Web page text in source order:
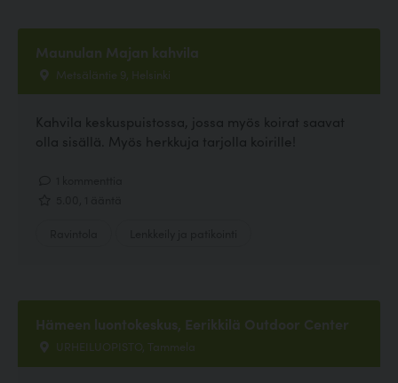
Maunulan Majan kahvila
Metsäläntie 9, Helsinki
Kahvila keskuspuistossa, jossa myös koirat saavat
olla sisällä. Myös herkkuja tarjolla koirille!
Hämeen luontokeskus, Eerikkilä Outdoor Center
URHEILUOPISTO, Tammela